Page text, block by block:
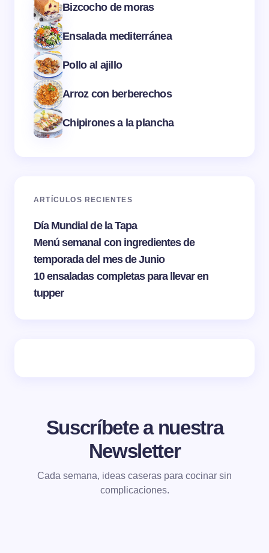
Bizcocho de moras
Ensalada mediterránea
Pollo al ajillo
Arroz con berberechos
Chipirones a la plancha
ARTÍCULOS RECIENTES
Día Mundial de la Tapa
Menú semanal con ingredientes de
temporada del mes de Junio
10 ensaladas completas para llevar en
tupper
Suscríbete a nuestra
Newsletter
Cada semana, ideas caseras para cocinar sin
complicaciones.